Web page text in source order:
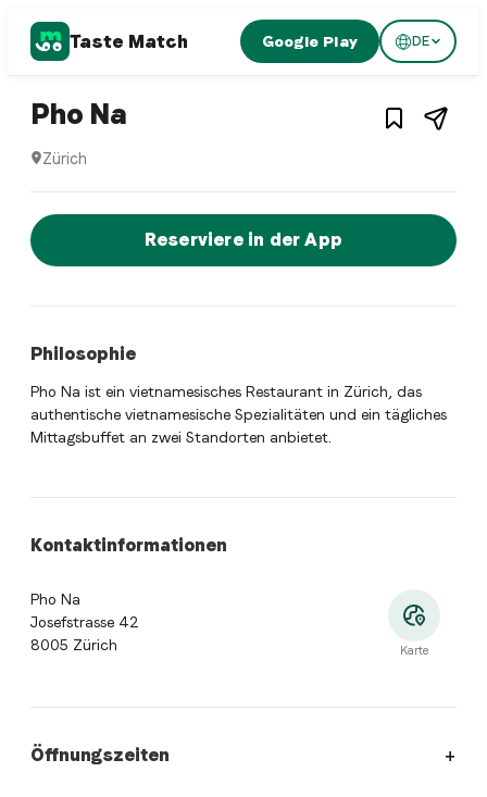
Taste Match Google Play DE
Vietnamese restaurant 1 3
Pho Na Zürich ,
Zürich
Jetzt sofort einen Tisch
Reserviere in der App
Philosophie
Pho Na ist ein vietnamesisches Restaurant in Zürich, das
authentische vietnamesische Spezialitäten und ein tägliches
Mittagsbuffet an zwei Standorten anbietet.
Kontaktinformationen
Pho Na
Josefstrasse 42
8005 Zürich
Karte
Öffnungszeiten